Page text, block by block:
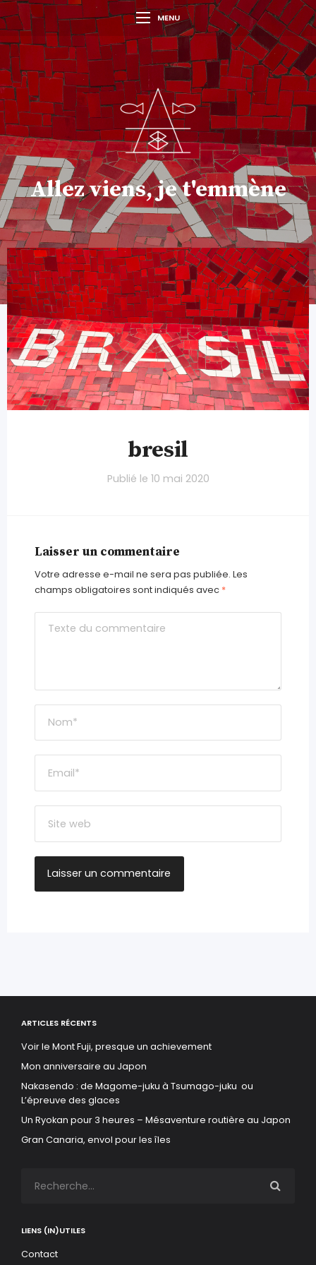
MENU
Allez viens, je t'emmène
bresil
Publié le 10 mai 2020
Laisser un commentaire
Votre adresse e-mail ne sera pas publiée. Les
champs obligatoires sont indiqués avec *
ARTICLES RÉCENTS
Voir le Mont Fuji, presque un achievement
Mon anniversaire au Japon
Nakasendo : de Magome-juku à Tsumago-juku ou
L’épreuve des glaces
Un Ryokan pour 3 heures – Mésaventure routière au Japon
Gran Canaria, envol pour les îles
LIENS (IN)UTILES
Contact